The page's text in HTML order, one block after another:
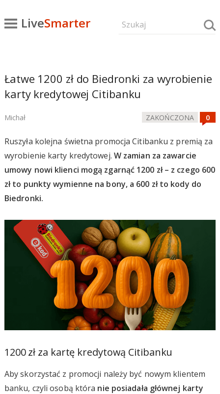
LiveSmarter
Łatwe 1200 zł do Biedronki za wyrobienie
karty kredytowej Citibanku
Michał ZAKOŃCZONA
Ruszyła kolejna świetna promocja Citibanku z premią za
wyrobienie karty kredytowej. W zamian za zawarcie
umowy nowi klienci mogą zgarnąć 1200 zł – z czego 600
zł to punkty wymienne na bony, a 600 zł to kody do
Biedronki.
1200 zł za kartę kredytową Citibanku
Aby skorzystać z promocji należy być nowym klientem
banku, czyli osobą która nie posiadała głównej karty